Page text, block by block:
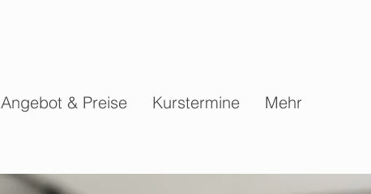
Angebot & Preise Kurstermine Mehr